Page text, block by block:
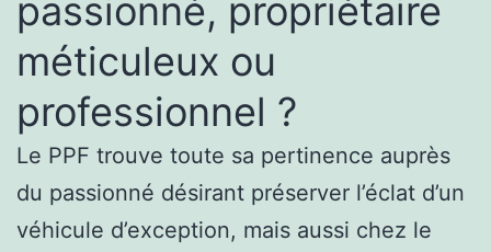
passionné, propriétaire
méticuleux ou
professionnel ?
Le PPF trouve toute sa pertinence auprès
du passionné désirant préserver l’éclat d’un
véhicule d’exception, mais aussi chez le